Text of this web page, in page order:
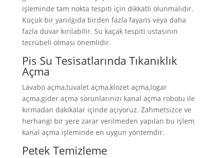
işleminde tam nokta tespiti için dikkatli olunmalıdır.
Küçük bir yanılgıda birden fazla fayans veya daha
fazla duvar kırılabilir. Su kaçak tespiti ustasının
tecrübeli olması önemlidir.
Pis Su Tesisatlarında Tıkanıklık
Açma
Lavabo açma,tuvalet açma,klozet açma,logar
açma,gider açma sorunlarınızı kanal açma robotu ile
kırmadan dakikalar içinde açıyoruz. Zahmetsizce ve
herhangi bir yere zarar verilmeden yapılan bu işlem
kanal açma işleminde en uygun yöntemdir.
Petek Temizleme